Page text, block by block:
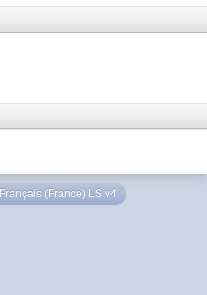
Français (France) LS v4